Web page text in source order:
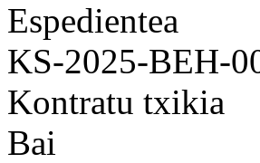
Espedientea
KS-2025-BEH-
Kontratu txikia
Bai